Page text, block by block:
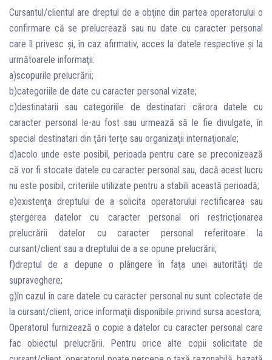
Cursantul/clientul are dreptul de a obţine din partea operatorului o
confirmare că se prelucrează sau nu date cu caracter personal
care îl privesc şi, în caz afirmativ, acces la datele respective şi la
următoarele informaţii:
a)scopurile prelucrării;
b)categoriile de date cu caracter personal vizate;
c)destinatarii sau categoriile de destinatari cărora datele cu
caracter personal le-au fost sau urmează să le fie divulgate, în
special destinatari din ţări terţe sau organizaţii internaţionale;
d)acolo unde este posibil, perioada pentru care se preconizează
că vor fi stocate datele cu caracter personal sau, dacă acest lucru
nu este posibil, criteriile utilizate pentru a stabili această perioadă;
e)existenţa dreptului de a solicita operatorului rectificarea sau
ştergerea datelor cu caracter personal ori restricţionarea
prelucrării datelor cu caracter personal referitoare la
cursant/client sau a dreptului de a se opune prelucrării;
f)dreptul de a depune o plângere în faţa unei autorităţi de
supraveghere;
g)în cazul în care datele cu caracter personal nu sunt colectate de
la cursant/client, orice informaţii disponibile privind sursa acestora;
Operatorul furnizează o copie a datelor cu caracter personal care
fac obiectul prelucrării. Pentru orice alte copii solicitate de